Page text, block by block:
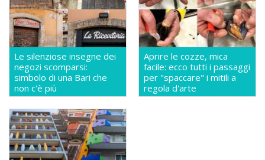
Le silenziose insegne dei
negozi scomparsi:
simbolo di una Bari che
non c'è più
Aprire le cozze, mica
facile: ecco tutti i passaggi
per "spaccare" i mitili a
regola d'arte